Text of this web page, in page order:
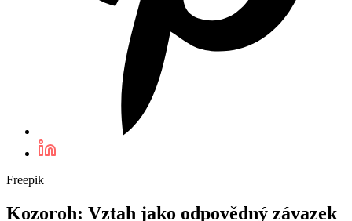
Freepik
Kozoroh: Vztah jako odpovědný závazek